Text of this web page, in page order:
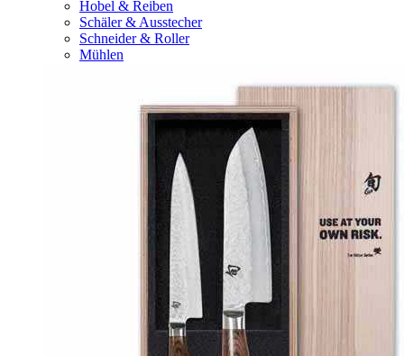
Hobel & Reiben
Schäler & Ausstecher
Schneider & Roller
Mühlen